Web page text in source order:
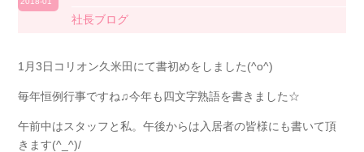
社長ブログ
1月3日コリオン久米田にて書初めをしました(^o^)
毎年恒例行事ですね♫今年も四文字熟語を書きました☆
午前中はスタッフと私。午後からは入居者の皆様にも書いて頂
きます(^_^)/